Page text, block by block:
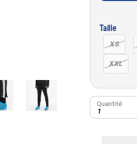
Taille
XS
XXL
Quantité
1
Quantité